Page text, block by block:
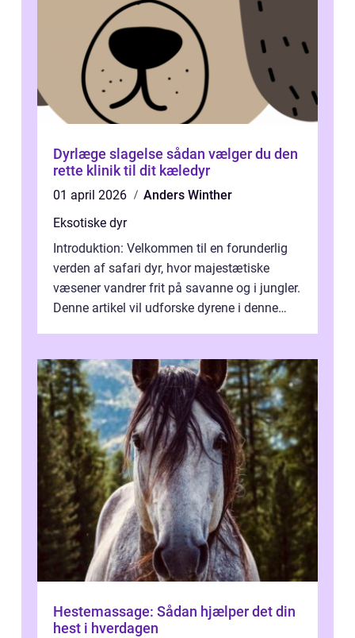
Dyrlæge slagelse sådan vælger du den
rette klinik til dit kæledyr
01 april 2026
Anders Winther
Eksotiske dyr
Introduktion: Velkommen til en forunderlig
verden af safari dyr, hvor majestætiske
væsener vandrer frit på savanne og i jungler.
Denne artikel vil udforske dyrene i denne
Hestemassage: Sådan hjælper det din
hest i hverdagen